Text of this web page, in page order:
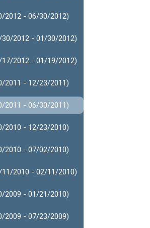
2012 - 06/30/2012)
2012 - 01/30/2012)
17/2012 - 01/19/2012)
2011 - 12/23/2011)
2011 - 06/30/2011)
2010 - 12/23/2010)
2010 - 07/02/2010)
2010 - 02/11/2010)
2009 - 01/21/2010)
2009 - 07/23/2009)